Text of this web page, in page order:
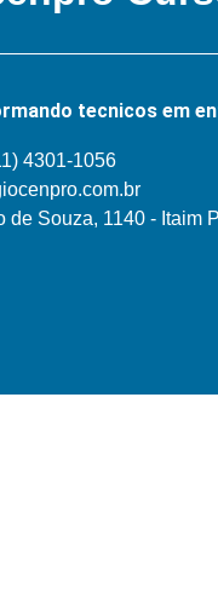
tecnicos em
4301-1056
de Souza, 1140 - Itaim